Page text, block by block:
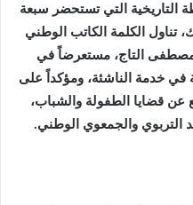
التاريخية التي تستحضر سبعة
الكلمة الكاتب الوطني
مصطفى التاج، مستعرضاً في
خدمة الناشئة، ومؤكداً على
عن قضايا الطفولة والشباب،
التربوي والجمعوي الوطني.